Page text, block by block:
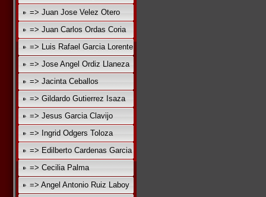
=> Juan Jose Velez Otero
=> Juan Carlos Ordas Coria
=> Luis Rafael Garcia Lorente
=> Jose Angel Ordiz Llaneza
=> Jacinta Ceballos
=> Gildardo Gutierrez Isaza
=> Jesus Garcia Clavijo
=> Ingrid Odgers Toloza
=> Edilberto Cardenas Garcia
=> Cecilia Palma
=> Angel Antonio Ruiz Laboy